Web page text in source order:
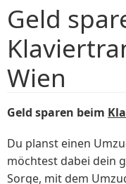
Geld
Wien
Geld sparen beim
Du planst einen
möchtest dabei dein
Sorge, mit dem